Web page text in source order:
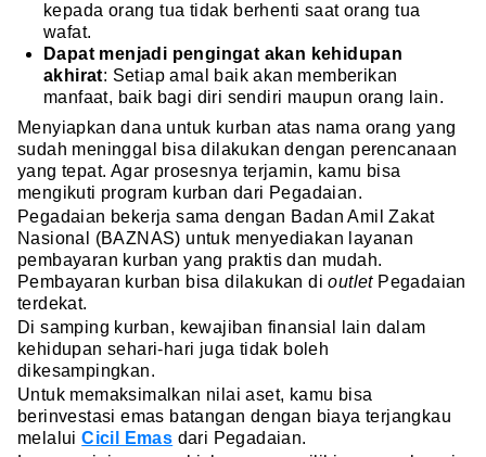
kepada orang tua tidak berhenti saat orang tua
wafat.
Dapat menjadi pengingat akan kehidupan
akhirat: Setiap amal baik akan memberikan
manfaat, baik bagi diri sendiri maupun orang lain.
Menyiapkan dana untuk kurban atas nama orang yang
sudah meninggal bisa dilakukan dengan perencanaan
yang tepat. Agar prosesnya terjamin, kamu bisa
mengikuti program kurban dari Pegadaian.
Pegadaian bekerja sama dengan Badan Amil Zakat
Nasional (BAZNAS) untuk menyediakan layanan
pembayaran kurban yang praktis dan mudah.
Pembayaran kurban bisa dilakukan dioutletPegadaian
terdekat.
Di samping kurban, kewajiban finansial lain dalam
kehidupan sehari-hari juga tidak boleh
dikesampingkan.
Untuk memaksimalkan nilai aset, kamu bisa
berinvestasi emas batangan dengan biaya terjangkau
melaluiCicil Emas dari Pegadaian.